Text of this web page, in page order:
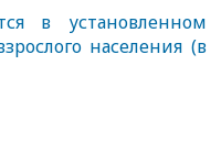
в установленном
населения (в